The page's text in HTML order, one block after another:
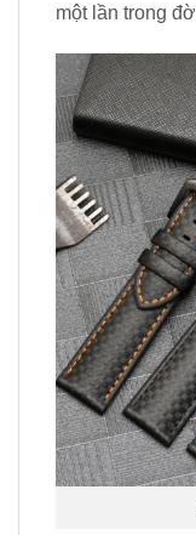
một lần trong